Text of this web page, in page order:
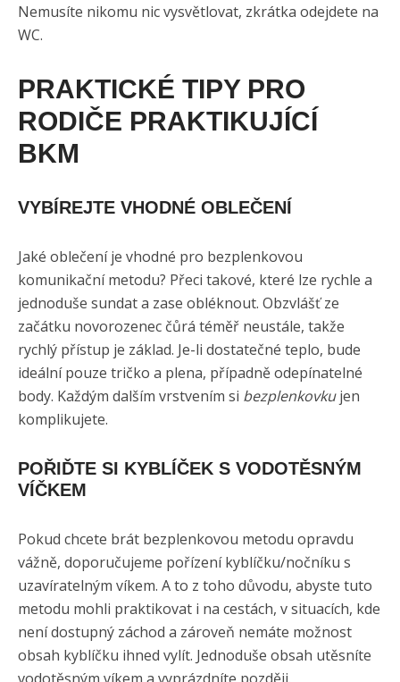
Nemusíte nikomu nic vysvětlovat, zkrátka odejdete na
WC.
PRAKTICKÉ TIPY PRO
RODIČE PRAKTIKUJÍCÍ
BKM
VYBÍREJTE VHODNÉ OBLEČENÍ
Jaké oblečení je vhodné pro bezplenkovou
komunikační metodu? Přeci takové, které lze rychle a
jednoduše sundat a zase obléknout. Obzvlášť ze
začátku novorozenec čůrá téměř neustále, takže
rychlý přístup je základ. Je-li dostatečné teplo, bude
ideální pouze tričko a plena, případně odepínatelné
body. Každým dalším vrstvením si bezplenkovkujen
komplikujete.
POŘIĎTE SI KYBLÍČEK S VODOTĚSNÝM
VÍČKEM
Pokud chcete brát bezplenkovou metodu opravdu
vážně, doporučujeme pořízení kyblíčku/nočníku s
uzavíratelným víkem. A to z toho důvodu, abyste tuto
metodu mohli praktikovat i na cestách, v situacích, kde
není dostupný záchod a zároveň nemáte možnost
obsah kyblíčku ihned vylít. Jednoduše obsah utěsníte